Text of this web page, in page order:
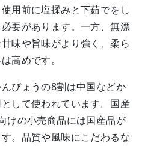
用前に塩揉みと下茹でをし
要があります。一方、無漂
味や旨味がより強く、柔ら
高めです。
ぴょうの8割は中国などか
して使われています。国産
けの小売商品には国産品が
。品質や風味にこだわるな